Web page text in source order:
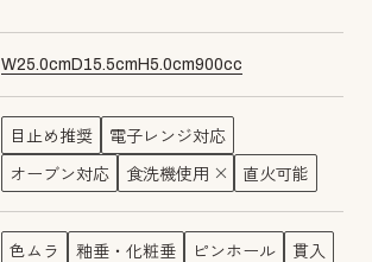
W25.0cm D15.5cm H5.0cm900cc
目止め推奨 電子レンジ対応
オーブン対応 食洗機使用 直火可能
色ムラ 釉垂・化粧垂 ピンホール 貫入